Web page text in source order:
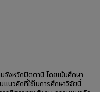
จังหวัดปัตตานี โดยเน้นศึกษา
นวคิดที่ใช้ในการศึกษาวิจัยนี้